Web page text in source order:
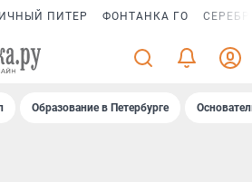
ПИТЕР ФОНТАНКА ГО
Образование в Петербурге